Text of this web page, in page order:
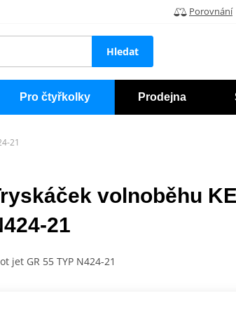
Porovnání
Hledat
Pro čtyřkolky Prodejna
21
volnoběhu
21
jet GR 55 TYP N424-21